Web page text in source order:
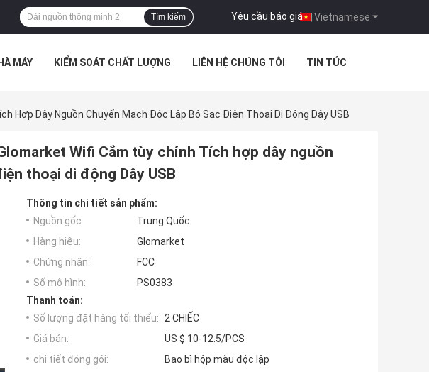
Vietnamese
Yêu cầu báo giá |
Tìm kiếm
MÁY KIỂM SOÁT CHẤT LƯỢNG LIÊN HỆ CHÚNG TÔI TIN TỨC
Hợp Dây Nguồn Chuyển Mạch Độc Lập Bộ Sạc Điện Thoại Di Động Dây USB
Wifi Cắm tùy chỉnh Tích hợp dây nguồn
thoại di động Dây USB
Thông tin chi tiết sản phẩm:
Nguồn gốc:
Trung Quốc
Hàng hiệu:
Glomarket
Chứng nhận:
FCC
Số mô hình:
PS0383
Thanh toán:
Số lượng đặt hàng tối thiểu: 2 CHIẾC
Giá bán:
US $ 10-12.5/PCS
chi tiết đóng gói:
Bao bì hộp màu độc lập